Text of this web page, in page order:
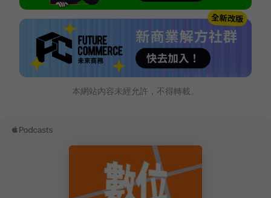
本網站內容未經允許，不得轉載。